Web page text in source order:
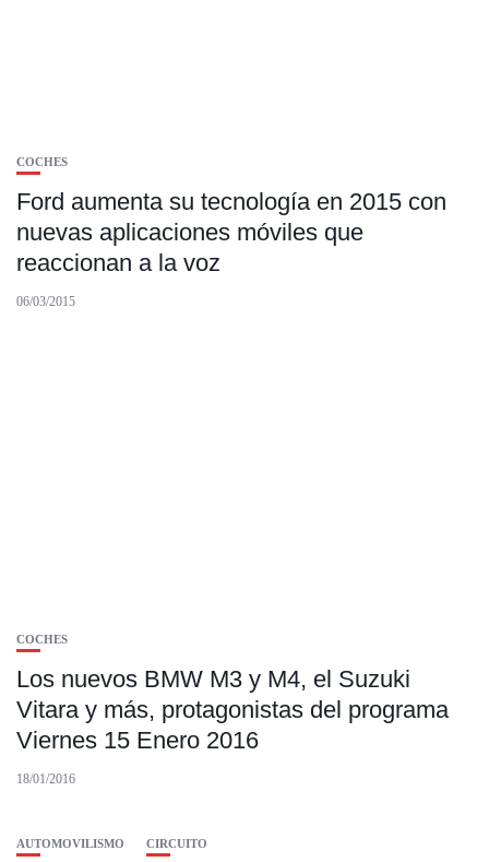
COCHES
Ford aumenta su tecnología en 2015 con
nuevas aplicaciones móviles que
reaccionan a la voz
06/03/2015
COCHES
Los nuevos BMW M3 y M4, el Suzuki
Vitara y más, protagonistas del programa
Viernes 15 Enero 2016
18/01/2016
AUTOMOVILISMO CIRCUITO